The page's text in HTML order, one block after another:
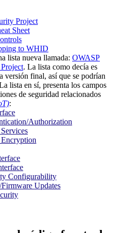
Project
Sheet
to WHID
lista nueva llamada: OWASP
. La lista como decía es
versión final, así que se podrían
lista en sí, presenta los campos
de seguridad relacionados
:
Authorization
Configurability
Updates